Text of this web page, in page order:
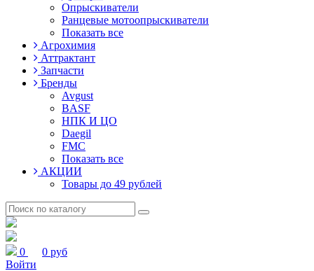
Опрыскиватели
Ранцевые мотоопрыскиватели
Показать все
Агрохимия
Аттрактант
Запчасти
Бренды
Avgust
BASF
НПК И ЦО
Daegil
FMC
Показать все
АКЦИИ
Товары до 49 рублей
0
0 руб
Войти